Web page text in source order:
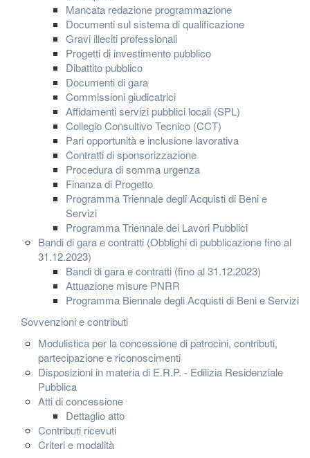
Mancata redazione programmazione
Documenti sul sistema di qualificazione
Gravi illeciti professionali
Progetti di investimento pubblico
Dibattito pubblico
Documenti di gara
Commissioni giudicatrici
Affidamenti servizi pubblici locali (SPL)
Collegio Consultivo Tecnico (CCT)
Pari opportunità e inclusione lavorativa
Contratti di sponsorizzazione
Procedura di somma urgenza
Finanza di Progetto
Programma Triennale degli Acquisti di Beni e
Servizi
Programma Triennale dei Lavori Pubblici
Bandi di gara e contratti (Obblighi di pubblicazione fino al
31.12.2023)
Bandi di gara e contratti (fino al 31.12.2023)
Attuazione misure PNRR
Programma Biennale degli Acquisti di Beni e Servizi
Sovvenzioni e contributi
Modulistica per la concessione di patrocini, contributi,
partecipazione e riconoscimenti
Disposizioni in materia di E.R.P. - Edilizia Residenziale
Pubblica
Atti di concessione
Dettaglio atto
Contributi ricevuti
Criteri e modalità